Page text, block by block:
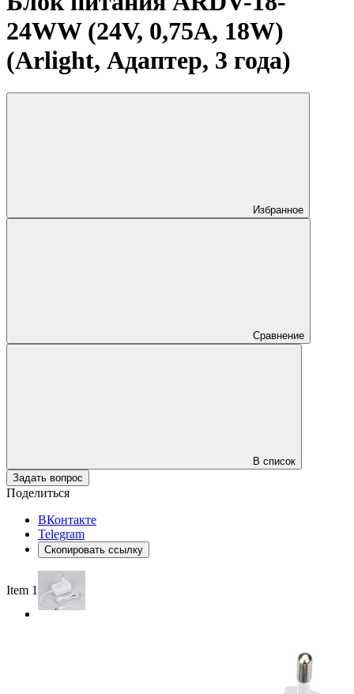
24WW (24V, 0,75A, 18W)
(Arlight, Адаптер, 3 года)
Избранное
Сравнение
В список
Задать вопрос
Поделиться
ВКонтакте
Telegram
Скопировать ссылку
Item 1 of 2